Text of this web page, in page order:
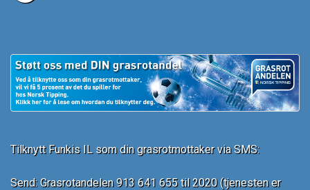
Tilknytt Funkis IL som din grasrotmottaker via SMS:
Send: Grasrotandelen 913 641 655 til 2020 (tjenesten er